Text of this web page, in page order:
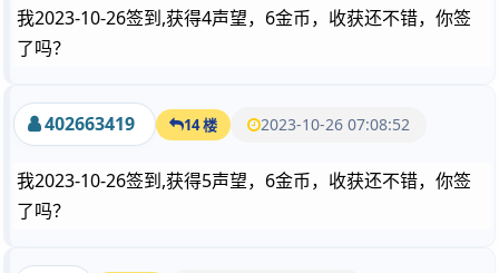
我2023-10-26签到,获得4声望，6金币，收获还不错，你签
了吗？
402663419 14 楼 2023-10-26 07:08:52
我2023-10-26签到,获得5声望，6金币，收获还不错，你签
了吗？